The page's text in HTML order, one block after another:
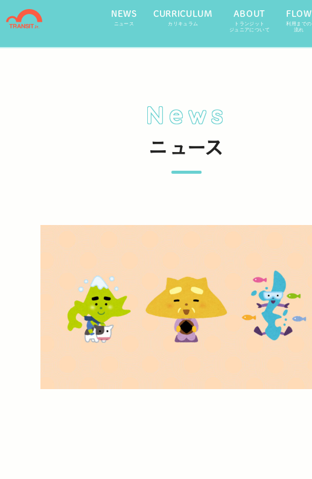
NEWS
ニュース
CURRICULUM
カリキュラム
ABOUT
トランジット
ジュニアについて
FLOW
利用までの
流れ
News
ニュース